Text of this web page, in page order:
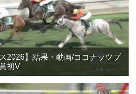
2026】結果・動画/ココナッツブ
初V